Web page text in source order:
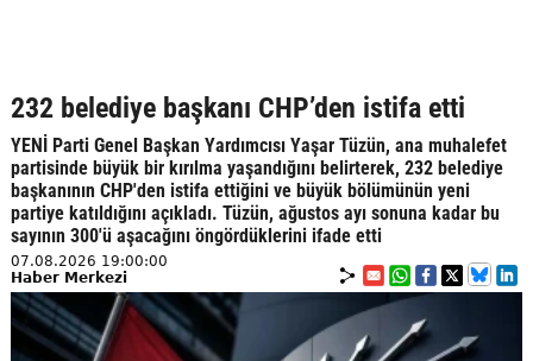
232 belediye başkanı CHP’den istifa etti
YENİ Parti Genel Başkan Yardımcısı Yaşar Tüzün, ana muhalefet
partisinde büyük bir kırılma yaşandığını belirterek, 232 belediye
başkanının CHP'den istifa ettiğini ve büyük bölümünün yeni
partiye katıldığını açıkladı. Tüzün, ağustos ayı sonuna kadar bu
sayının 300'ü aşacağını öngördüklerini ifade etti
07.08.2026 19:00:00
Haber Merkezi